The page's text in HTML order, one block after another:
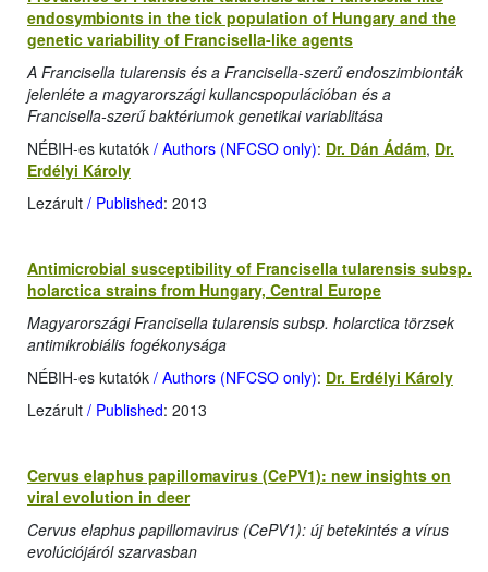
endosymbionts in the tick population of Hungary and the
genetic variability of Francisella-like agents
A Francisella tularensis és a Francisella-szerű endoszimbionták
jelenléte a magyarországi kullancspopulációban és a
Francisella-szerű baktériumok genetikai variablitása
NÉBIH-es kutatók / Authors (NFCSO only): Dr. Dán Ádám, Dr.
Erdélyi Károly
Lezárult / Published: 2013
Antimicrobial susceptibility of Francisella tularensis subsp.
holarctica strains from Hungary, Central Europe
Magyarországi Francisella tularensis subsp. holarctica törzsek
antimikrobiális fogékonysága
NÉBIH-es kutatók / Authors (NFCSO only): Dr. Erdélyi Károly
Lezárult / Published: 2013
Cervus elaphus papillomavirus (CePV1): new insights on
viral evolution in deer
Cervus elaphus papillomavirus (CePV1): új betekintés a vírus
evolúciójáról szarvasban